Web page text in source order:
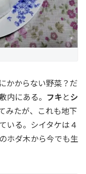
かからない野菜？だ
内にある。 フキとシ
みたが、これも地下
いる。シイタケは４
ホダ木から今でも生